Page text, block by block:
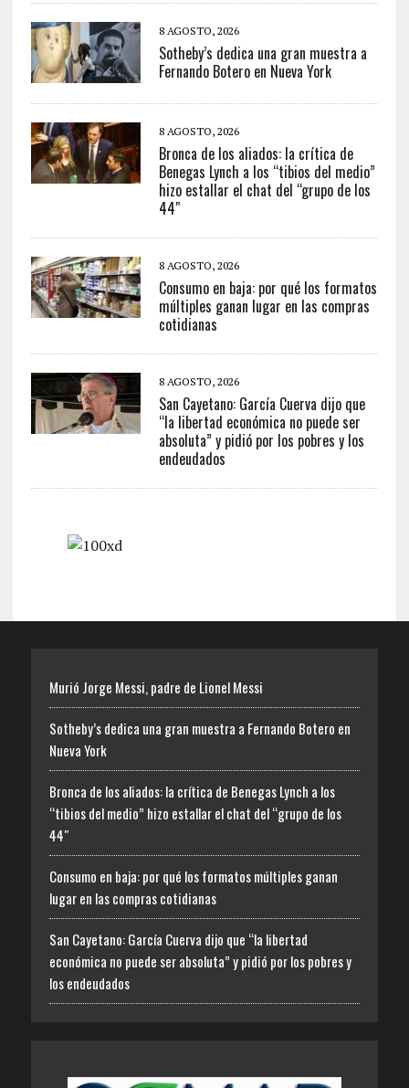
8 AGOSTO, 2026
Sotheby’s dedica una gran muestra a
Fernando Botero en Nueva York
8 AGOSTO, 2026
Bronca de los aliados: la crítica de
Benegas Lynch a los “tibios del medio”
hizo estallar el chat del “grupo de los
44″
8 AGOSTO, 2026
Consumo en baja: por qué los formatos
múltiples ganan lugar en las compras
cotidianas
8 AGOSTO, 2026
San Cayetano: García Cuerva dijo que
“la libertad económica no puede ser
absoluta” y pidió por los pobres y los
endeudados
Murió Jorge Messi, padre de Lionel Messi
Sotheby’s dedica una gran muestra a Fernando Botero en
Nueva York
Bronca de los aliados: la crítica de Benegas Lynch a los
“tibios del medio” hizo estallar el chat del “grupo de los
44″
Consumo en baja: por qué los formatos múltiples ganan
lugar en las compras cotidianas
San Cayetano: García Cuerva dijo que “la libertad
económica no puede ser absoluta” y pidió por los pobres y
los endeudados